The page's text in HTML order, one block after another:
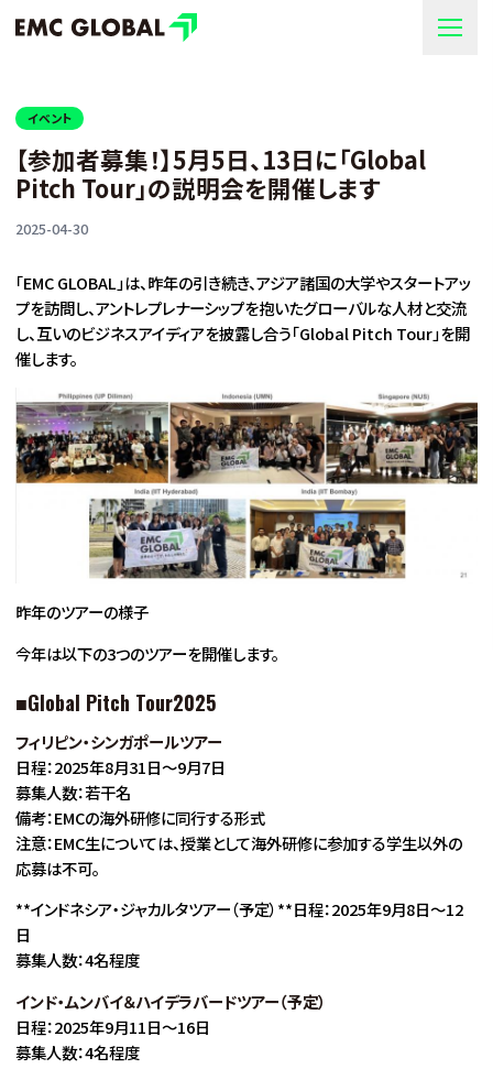
イベント
【参加者募集！】5月5日、13日に「Global
Pitch Tour」の説明会を開催します
2025-04-30
「EMC GLOBAL」は、昨年の引き続き、アジア諸国の大学やスタートアッ
プを訪問し、アントレプレナーシップを抱いたグローバルな人材と交流
し、互いのビジネスアイディアを披露し合う「Global Pitch Tour」を開
催します。
昨年のツアーの様子
今年は以下の3つのツアーを開催します。
■Global Pitch Tour2025
フィリピン・シンガポールツアー
日程：2025年8月31日〜9月7日
募集人数：若干名
備考：EMCの海外研修に同行する形式
注意：EMC生については、授業として海外研修に参加する学生以外の
応募は不可。
**インドネシア・ジャカルタツアー（予定）**日程：2025年9月8日〜12
日
募集人数：4名程度
インド・ムンバイ＆ハイデラバードツアー（予定）
日程：2025年9月11日〜16日
募集人数：4名程度